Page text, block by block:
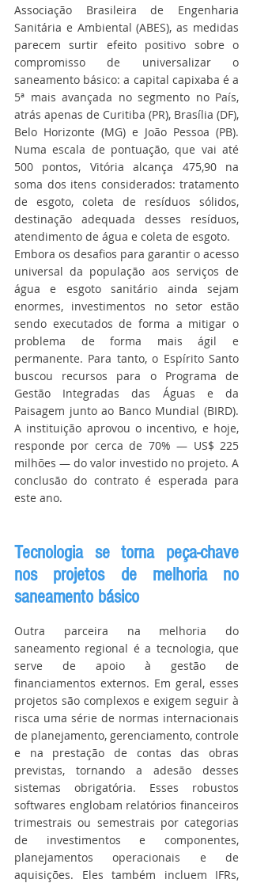
Associação Brasileira de Engenharia
Sanitária e Ambiental (ABES), as medidas
parecem surtir efeito positivo sobre o
compromisso de universalizar o
saneamento básico: a capital capixaba é a
5ª mais avançada no segmento no País,
atrás apenas de Curitiba (PR), Brasília (DF),
Belo Horizonte (MG) e João Pessoa (PB).
Numa escala de pontuação, que vai até
500 pontos, Vitória alcança 475,90 na
soma dos itens considerados: tratamento
de esgoto, coleta de resíduos sólidos,
destinação adequada desses resíduos,
atendimento de água e coleta de esgoto.
Embora os desafios para garantir o acesso
universal da população aos serviços de
água e esgoto sanitário ainda sejam
enormes, investimentos no setor estão
sendo executados de forma a mitigar o
problema de forma mais ágil e
permanente. Para tanto, o Espírito Santo
buscou recursos para o Programa de
Gestão Integradas das Águas e da
Paisagem junto ao Banco Mundial (BIRD).
A instituição aprovou o incentivo, e hoje,
responde por cerca de 70% — US$ 225
milhões — do valor investido no projeto. A
conclusão do contrato é esperada para
este ano.
Tecnologia se torna peça-chave
nos projetos de melhoria no
saneamento básico
Outra parceira na melhoria do
saneamento regional é a tecnologia, que
serve de apoio à gestão de
financiamentos externos. Em geral, esses
projetos são complexos e exigem seguir à
risca uma série de normas internacionais
de planejamento, gerenciamento, controle
e na prestação de contas das obras
previstas, tornando a adesão desses
sistemas obrigatória. Esses robustos
softwares englobam relatórios financeiros
trimestrais ou semestrais por categorias
de investimentos e componentes,
planejamentos operacionais e de
aquisições. Eles também incluem IFRs,